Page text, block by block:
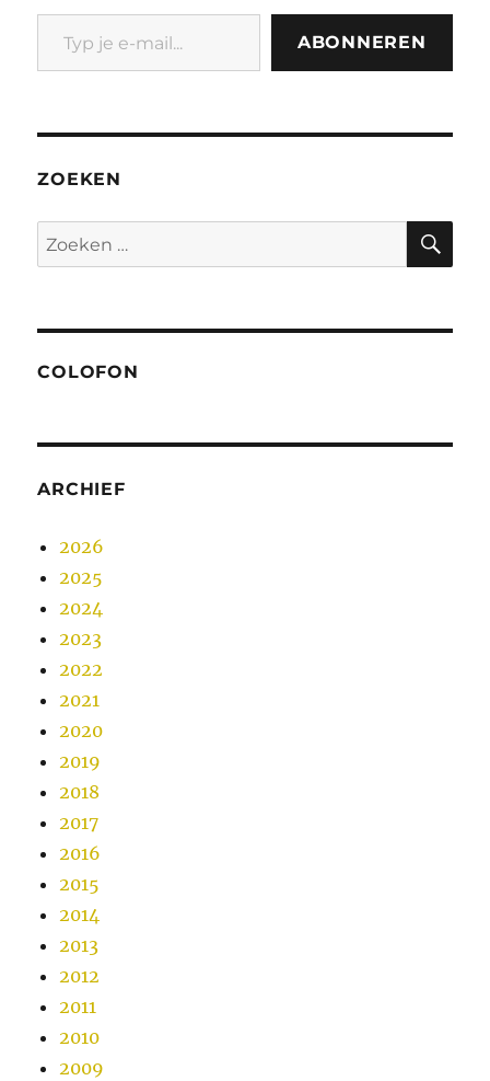
Typ je e-mail...
ABONNEREN
ZOEKEN
Zoeken
naar:
COLOFON
ARCHIEF
2026
2025
2024
2023
2022
2021
2020
2019
2018
2017
2016
2015
2014
2013
2012
2011
2010
2009